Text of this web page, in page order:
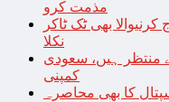
مذمت کرو
بھی ٹک ٹاکر
نکلا
منتظر ہیں، سعودی
کمپنی
کا بھی محاصرہ